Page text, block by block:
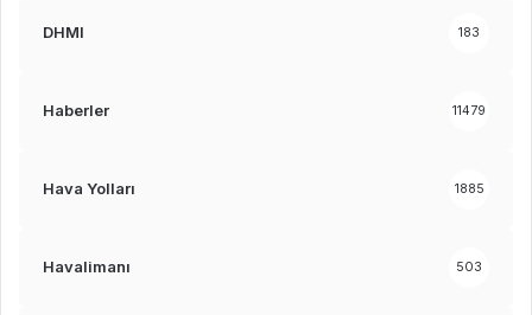
DHMI 183
Haberler 11479
Hava Yolları 1885
Havalimanı 503